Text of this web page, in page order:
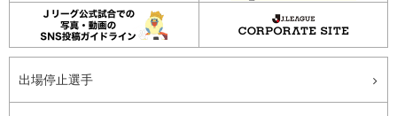
出場停止選手